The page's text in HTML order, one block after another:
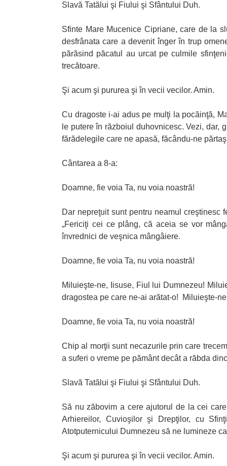
Slavă Tatălui şi Fiului şi Sfântului Duh.
Sfinte Mare Mucenice Cipriane, care de la
desfrânata care a devenit înger în trup
părăsind păcatul au urcat pe culmile
trecătoare.
Şi acum şi pururea şi în vecii vecilor. Amin.
Cu dragoste i-ai adus pe mulţi la pocăinţă,
le putere în războiul duhovnicesc. Vezi, dar,
fărădelegile care ne apasă, făcându-ne
Cântarea a 8-a:
Doamne, fie voia Ta, nu voia noastră!
Dar nepreţuit sunt pentru neamul
„Fericiţi cei ce plâng, că aceia se vor
învrednici de veşnica mângâiere.
Doamne, fie voia Ta, nu voia noastră!
Miluieşte-ne, Iisuse, Fiul lui Dumnezeu!
dragostea pe care ne-ai arătat-o! Miluieşte-
Doamne, fie voia Ta, nu voia noastră!
Chip al morţii sunt necazurile prin care
a suferi o vreme pe pământ decât a răbda
Slavă Tatălui şi Fiului şi Sfântului Duh.
Să nu zăbovim a cere ajutorul de la cei
Arhiereilor, Cuvioşilor şi Drepţilor, cu
Atotputernicului Dumnezeu să ne lumineze
Şi acum şi pururea şi în vecii vecilor. Amin.